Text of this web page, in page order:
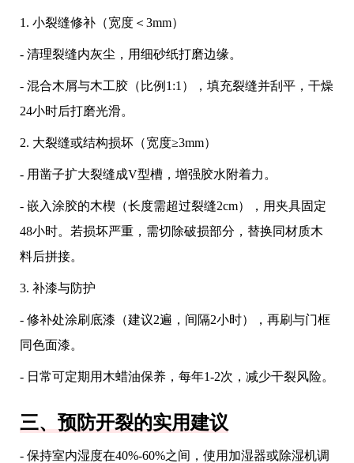
1. 小裂缝修补（宽度＜3mm）
- 清理裂缝内灰尘，用细砂纸打磨边缘。
- 混合木屑与木工胶（比例1:1），填充裂缝并刮平，干燥
24小时后打磨光滑。
2. 大裂缝或结构损坏（宽度≥3mm）
- 用凿子扩大裂缝成V型槽，增强胶水附着力。
- 嵌入涂胶的木楔（长度需超过裂缝2cm），用夹具固定
48小时。若损坏严重，需切除破损部分，替换同材质木
料后拼接。
3. 补漆与防护
- 修补处涂刷底漆（建议2遍，间隔2小时），再刷与门框
同色面漆。
- 日常可定期用木蜡油保养，每年1-2次，减少干裂风险。
三、预防开裂的实用建议
- 保持室内湿度在40%-60%之间，使用加湿器或除湿机调